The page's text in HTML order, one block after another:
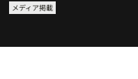
メディア掲載